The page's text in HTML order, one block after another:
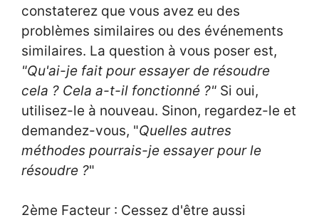
constaterez que vous avez eu des
problèmes similaires ou des événements
similaires. La question à vous poser est,
"Qu'ai-je fait pour essayer de résoudre
cela ? Cela a-t-il fonctionné ?" Si oui,
utilisez-le à nouveau. Sinon, regardez-le et
demandez-vous, "Quelles autres
méthodes pourrais-je essayer pour le
résoudre ?"
2ème Facteur : Cessez d'être aussi